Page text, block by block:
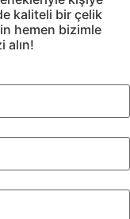
kaliteli bir çelik
hemen bizimle
alın!